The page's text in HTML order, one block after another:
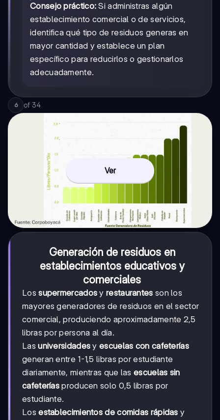
Consejo práctico: Si administras algún
establecimiento comercial o de servicios,
identifica qué tipo de residuos generas en
mayor cantidad y establece un plan
específico para reducirlos o gestionarlos
adecuadamente.
6 of 34
Ver
Generación de residuos en
establecimientos educativos y
comerciales
Lossupermercados yrestaurantes son los
mayores generadores de residuos en el sector
comercial, produciendo aproximadamente 2,5
libras por persona al día.
Lasuniversidades yescuelas con cafeterías
generan entre 1-1,5 libras por estudiante
diariamente, mientras que lasescuelas sin
cafeterías producen solo 0,5 libras por
estudiante.
Losestablecimientos de comidas rápidas y